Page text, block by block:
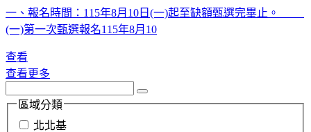
一、報名時間：115年8月10日(一)起至缺額甄選完畢止。
(一)第一次甄選報名115年8月10
查看
查看更多
區域分類
北北基